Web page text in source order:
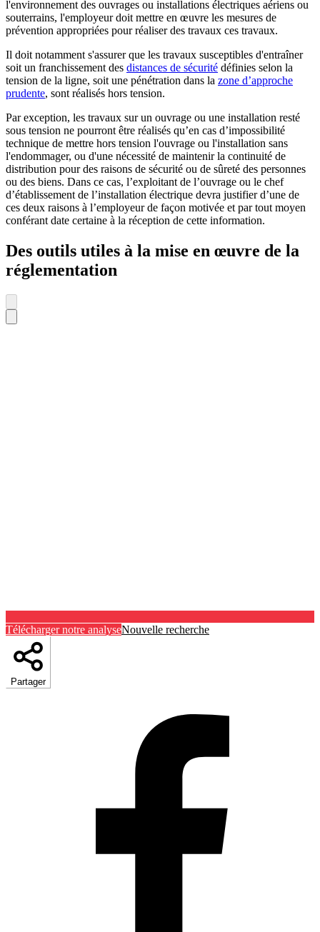
l'environnement des ouvrages ou installations électriques aériens ou
souterrains, l'employeur doit mettre en œuvre les mesures de
prévention appropriées pour réaliser des travaux ces travaux.
Il doit notamment s'assurer que les travaux susceptibles d'entraîner
soit un franchissement des distances de sécurité définies selon la
tension de la ligne, soit une pénétration dans la zone d’approche
prudente, sont réalisés hors tension.
Par exception, les travaux sur un ouvrage ou une installation resté
sous tension ne pourront être réalisés qu’en cas d’impossibilité
technique de mettre hors tension l'ouvrage ou l'installation sans
l'endommager, ou d'une nécessité de maintenir la continuité de
distribution pour des raisons de sécurité ou de sûreté des personnes
ou des biens. Dans ce cas, l’exploitant de l’ouvrage ou le chef
d’établissement de l’installation électrique devra justifier d’une de
ces deux raisons à l’employeur de façon motivée et par tout moyen
conférant date certaine à la réception de cette information.
Des outils utiles à la mise en œuvre de la
réglementation
Télécharger notre analyseNouvelle recherche
Partager